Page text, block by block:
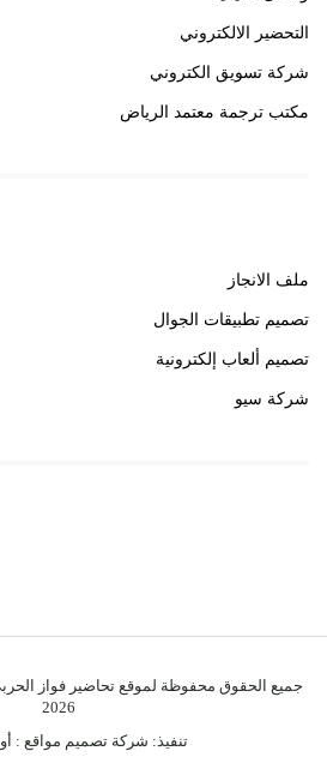
التحضير الالكتروني
شركة تسويق الكتروني
مكتب ترجمة معتمد الرياض
ملف الانجاز
تصميم تطبيقات الجوال
تصميم ألعاب إلكترونية
شركة سيو
جميع الحقوق محفوظة لموقع تحاضير فواز
2026
تنفيذ: شركة تصميم مواقع :